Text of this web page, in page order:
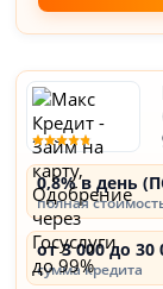
0,8% в день
полная
от 3 000 до 30
сумма кредита